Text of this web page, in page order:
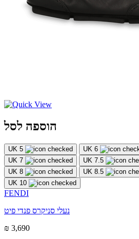
הוספה לסל
UK 5
UK 6
UK 7
UK 7.5
UK 8
UK 8.5
UK 10
FENDI
נעלי סניקרס פנדי פיט
₪ 3,690